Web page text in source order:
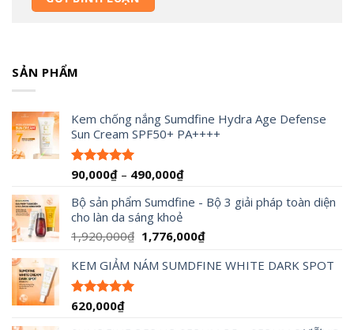
SẢN PHẨM
Kem chống nắng Sumdfine Hydra Age Defense
Sun Cream SPF50+ PA++++
Được xếp
5 sao
90,000₫ – 490,000₫Khoảng
từ
đến
490,000₫
Bộ sản phẩm Sumdfine - Bộ 3 giải pháp toàn diện
cho làn da sáng khoẻ
1,920,000₫ Giá
là:
1,776,000₫Giá
tại
KEM GIẢM NÁM SUMDFINE WHITE DARK SPOT
Được xếp
620,000₫